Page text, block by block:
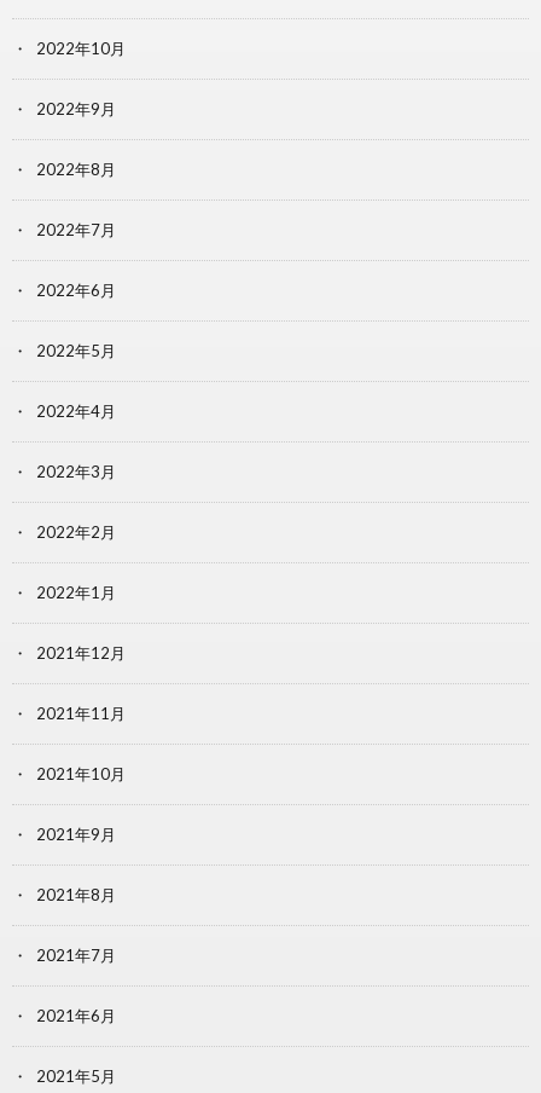
2022年10月
2022年9月
2022年8月
2022年7月
2022年6月
2022年5月
2022年4月
2022年3月
2022年2月
2022年1月
2021年12月
2021年11月
2021年10月
2021年9月
2021年8月
2021年7月
2021年6月
2021年5月